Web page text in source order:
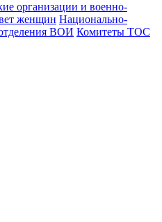
организации и военно-
женщин Национально-
ВОИ Комитеты ТОС